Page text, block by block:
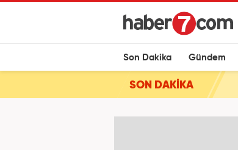
Son Dakika Gündem
SON DAKİKA